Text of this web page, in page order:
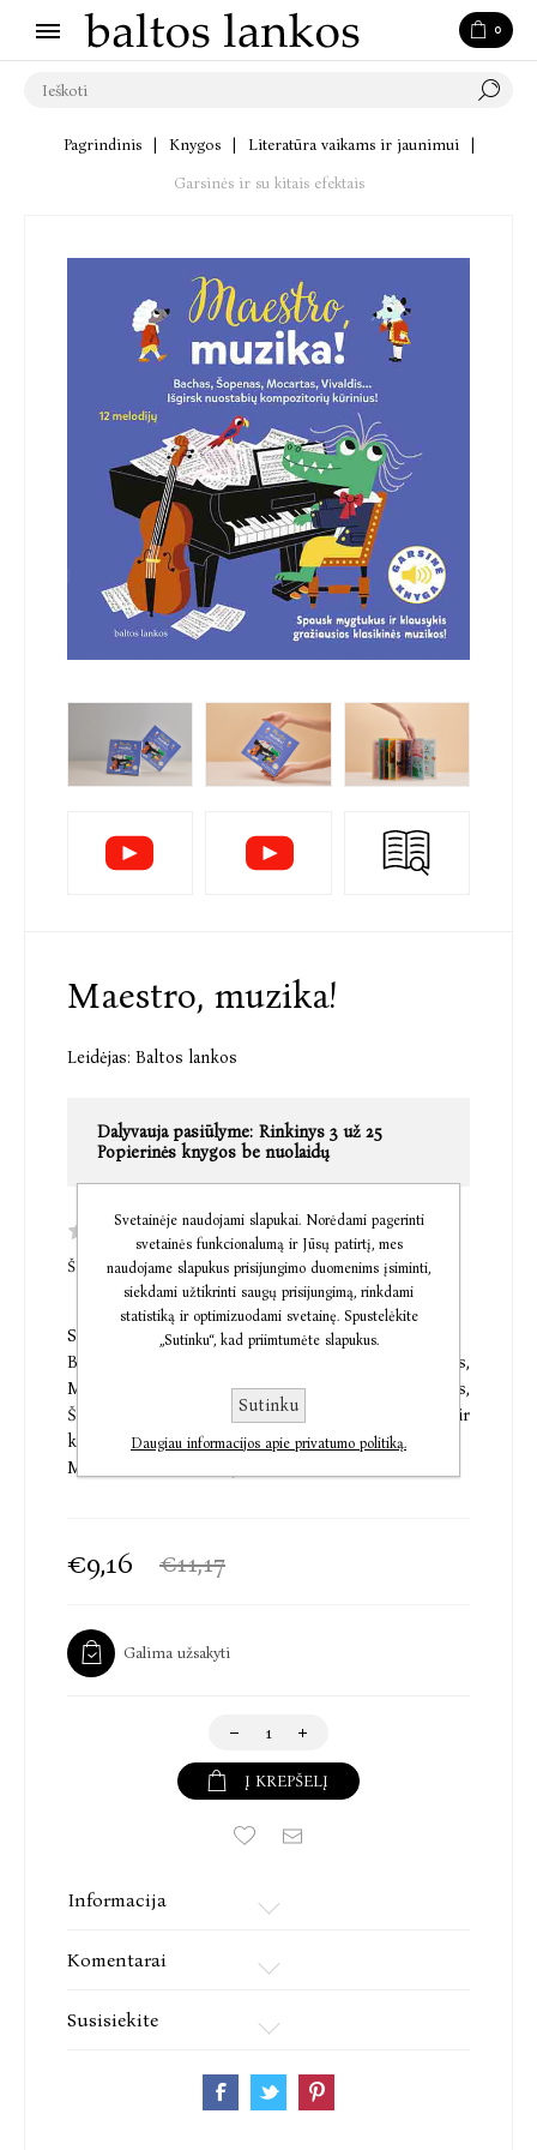
0
Pagrindinis Knygos Literatūra vaikams ir jaunimui
Garsinės ir su kitais efektais
Maestro, muzika!
Leidėjas: Baltos lankos
Dalyvauja pasiūlyme: Rinkinys 3 už 25
Popierinės knygos be nuolaidų
ŠI PREKĖ DAR NETURI KOMENTARŲ
Susipažinkite su garsiausių kompozitorių muzika!
Bachas, Bizė, Šumanas, Rimskis-Korsakovas,
Mocartas, Vivaldis, Sen Sansas, Rosinis, Bethovenas,
Šopenas, Forė, Debiusi – spauskite mygtukus ir
klausykitės gražiausios klasikinės muzikos!
Mažyliams nuo 1 metų.
€9,16 €11,17
Galima užsakyti
Į KREPŠELĮ
Informacija
Komentarai
Susisiekite
Svetainėje naudojami slapukai. Norėdami pagerinti
svetainės funkcionalumą ir Jūsų patirtį, mes
naudojame slapukus prisijungimo duomenims įsiminti,
siekdami užtikrinti saugų prisijungimą, rinkdami
statistiką ir optimizuodami svetainę. Spustelėkite
„Sutinku“, kad priimtumėte slapukus.
Sutinku
Daugiau informacijos apie privatumo politiką.